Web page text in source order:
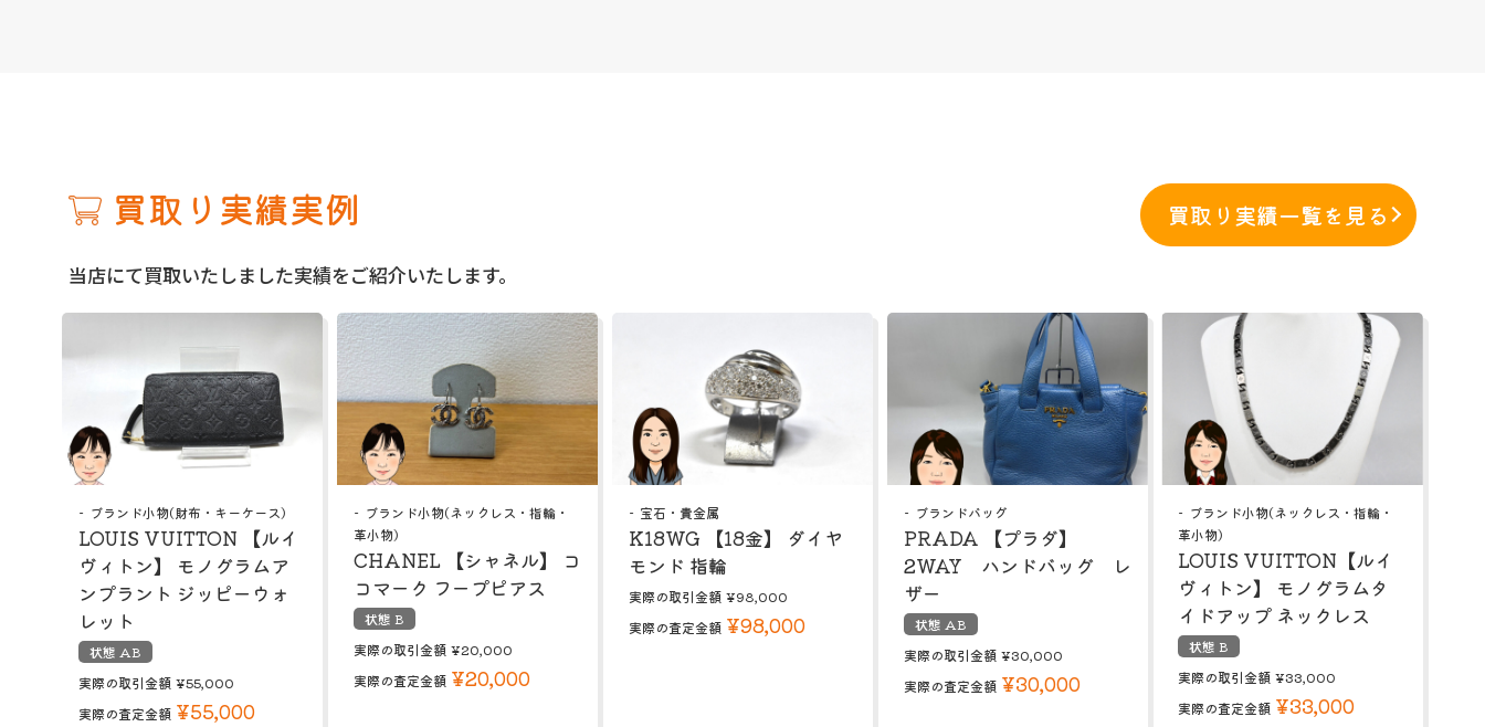
買取り実績実例
当店にて買取いたしました実績をご紹介いたします。
ブランド小物(財布・キーケース)
LOUIS VUITTON 【ルイ
ヴィトン】 モノグラムア
ンプラント ジッピーウォ
レット
状態 AB
実際の取引金額 ¥55,000
実際の査定金額 ¥55,000
ブランド小物(ネックレス・指輪・
革小物)
CHANEL 【シャネル】 コ
コマーク フープピアス
状態 B
実際の取引金額 ¥20,000
実際の査定金額 ¥20,000
宝石・貴金属
K18WG 【18金】 ダイヤ
モンド 指輪
実際の取引金額 ¥98,000
実際の査定金額 ¥98,000
ブランドバッグ
PRADA 【プラダ】
2WAY ハンドバッグ レ
ザー
状態 AB
実際の取引金額 ¥30,000
実際の査定金額 ¥30,000
ブランド小物(ネックレス・指輪・
革小物)
LOUIS VUITTON【ルイ
ヴィトン】 モノグラムタ
イドアップ ネックレス
状態 B
実際の取引金額 ¥33,000
実際の査定金額 ¥33,000
買取り実績一覧を見る